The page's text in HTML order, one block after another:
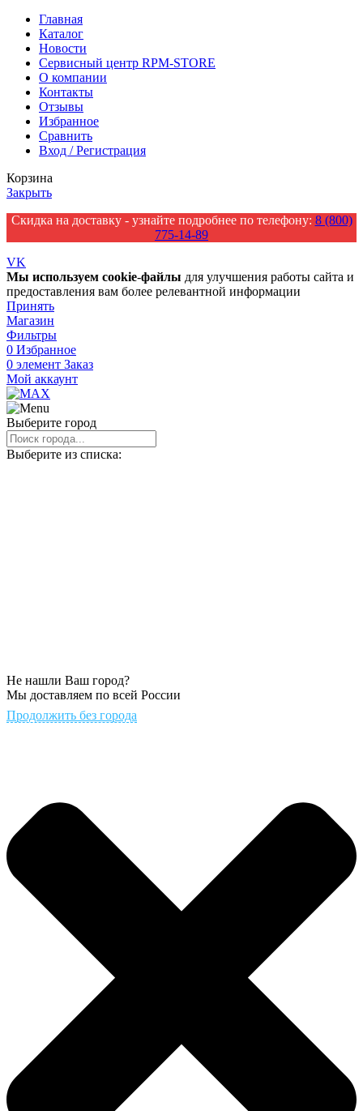
Главная
Каталог
Новости
Сервисный центр RPM-STORE
О компании
Контакты
Отзывы
Избранное
Сравнить
Вход / Регистрация
Корзина
Закрыть
Скидка на доставку - узнайте подробнее по телефону: 8 (800)
775-14-89
VK
Мы используем cookie-файлы для улучшения работы сайта и
предоставления вам более релевантной информации
Принять
Магазин
Фильтры
0 Избранное
0 элемент Заказ
Мой аккаунт
Выберите город
Выберите из списка:
Не нашли Ваш город?
Мы доставляем по всей России
Продолжить без города